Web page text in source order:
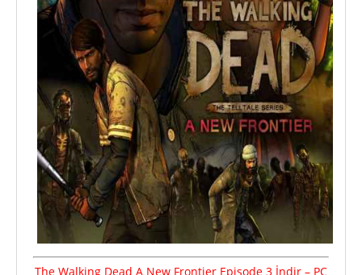
The Walking Dead A New Frontier Episode 3 İndir – PC